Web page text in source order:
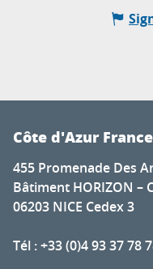
Côte d'Azur
455 Promenade Des
Bâtiment HORIZON –
06203 NICE Cedex 3
Tél : +33 (0)4 93 37 78